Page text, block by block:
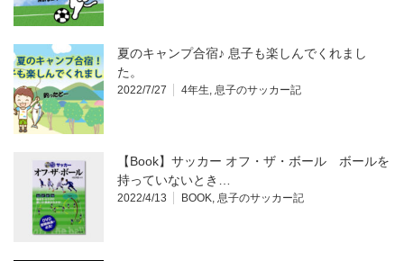
夏のキャンプ合宿♪ 息子も楽しんでくれまし
た。
2022/7/27 4年生, 息子のサッカー記
【Book】サッカー オフ・ザ・ボール ボールを
持っていないとき…
2022/4/13 BOOK, 息子のサッカー記